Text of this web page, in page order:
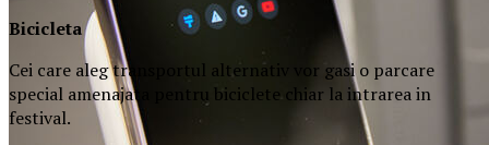
Bicicleta
Cei care aleg transportul alternativ vor gasi o parcare
special amenajata pentru biciclete chiar la intrarea in
festival.